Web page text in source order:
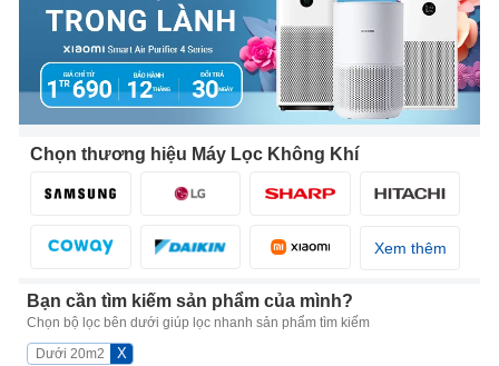
Chọn thương hiệu Máy Lọc Không Khí
Xem thêm
Bạn cần tìm kiếm sản phẩm của mình?
Chọn bộ lọc bên dưới giúp lọc nhanh sản phẩm tìm kiếm
Dưới 20m2
X